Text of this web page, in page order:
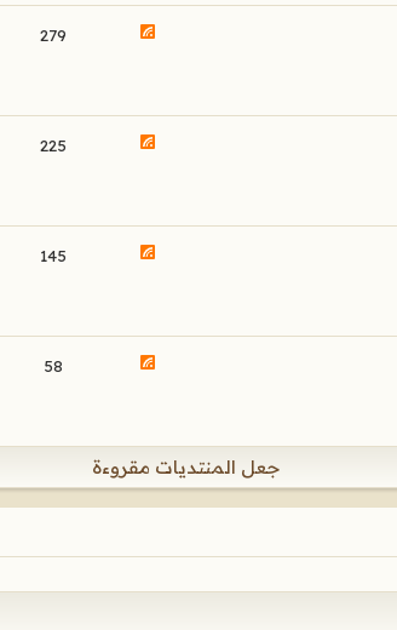
279
225
145
58
جعل المنتديات مقروءة